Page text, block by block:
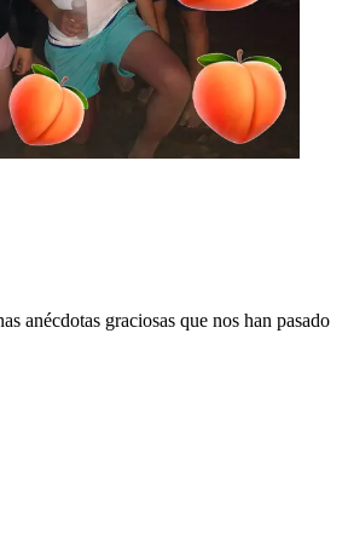
anécdotas graciosas que nos han pasado